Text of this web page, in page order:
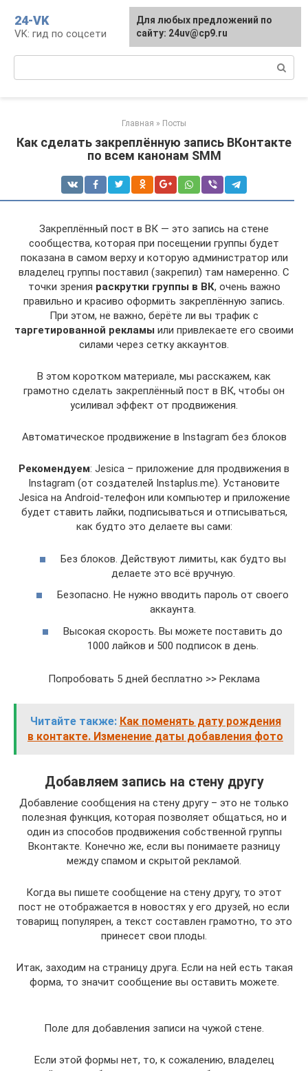
контенту
24-VK
VK: гид по соцсети
Главная » Посты
Как сделать закреплённую запись ВКонтакте
по всем канонам SMM
Закреплённый пост в ВК — это запись на стене
сообщества, которая при посещении группы будет
показана в самом верху и которую администратор или
владелец группы поставил (закрепил) там намеренно. С
точки зрения раскрутки группы в ВК, очень важно
правильно и красиво оформить закреплённую запись.
При этом, не важно, берёте ли вы трафик с
таргетированной рекламы или привлекаете его своими
силами через сетку аккаунтов.
В этом коротком материале, мы расскажем, как
грамотно сделать закреплённый пост в ВК, чтобы он
усиливал эффект от продвижения.
Автоматическое продвижение в Instagram без блоков
Рекомендуем: Jesica – приложение для продвижения в
Instagram (от создателей Instaplus.me). Установите
Jesica на Android-телефон или компьютер и приложение
будет ставить лайки, подписываться и отписываться,
как будто это делаете вы сами:
Без блоков. Действуют лимиты, как будто вы
делаете это всё вручную.
Безопасно. Не нужно вводить пароль от своего
аккаунта.
Высокая скорость. Вы можете поставить до
1000 лайков и 500 подписок в день.
Попробовать 5 дней бесплатно >> Реклама
Читайте также: Как поменять дату рождения
в контакте. Изменение даты добавления фото
Добавляем запись на стену другу
Добавление сообщения на стену другу – это не только
полезная функция, которая позволяет общаться, но и
один из способов продвижения собственной группы
Вконтакте. Конечно же, если вы понимаете разницу
между спамом и скрытой рекламой.
Когда вы пишете сообщение на стену другу, то этот
пост не отображается в новостях у его друзей, но если
товарищ популярен, а текст составлен грамотно, то это
принесет свои плоды.
Итак, заходим на страницу друга. Если на ней есть такая
форма, то значит сообщение вы оставить можете.
Поле для добавления записи на чужой стене.
Если этой формы нет, то, к сожалению, владелец
Для любых предложений по
сайту: 24uv@cp9.ru